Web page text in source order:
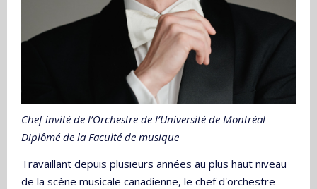
Chef invité de l’Orchestre de l’Université de Montréal
Diplômé de la Faculté de musique
Travaillant depuis plusieurs années au plus haut niveau
de la scène musicale canadienne, le chef d'orchestre